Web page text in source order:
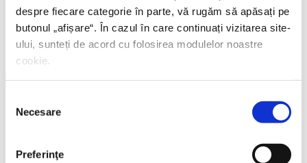
despre fiecare categorie în parte, vă rugăm să apăsați pe
butonul „afișare“. În cazul în care continuați vizitarea site-
ului, sunteți de acord cu folosirea modulelor noastre
cookie.
consimțământului
Necesare
Preferinţe